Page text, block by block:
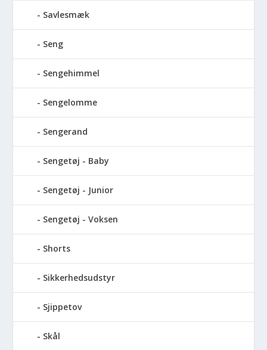
Savlesmæk
Seng
Sengehimmel
Sengelomme
Sengerand
Sengetøj - Baby
Sengetøj - Junior
Sengetøj - Voksen
Shorts
Sikkerhedsudstyr
Sjippetov
Skål